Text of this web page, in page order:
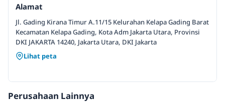
Alamat
Jl. Gading Kirana Timur A.11/15 Kelurahan Kelapa Gading Barat
Kecamatan Kelapa Gading, Kota Adm Jakarta Utara, Provinsi
DKI JAKARTA 14240, Jakarta Utara, DKI Jakarta
Lihat peta
Perusahaan Lainnya